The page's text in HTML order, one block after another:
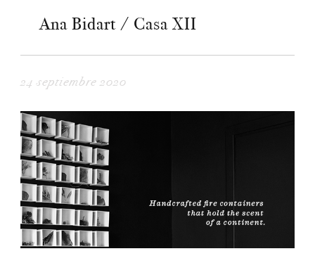
Ana Bidart / Casa XII
24 septiembre 2020